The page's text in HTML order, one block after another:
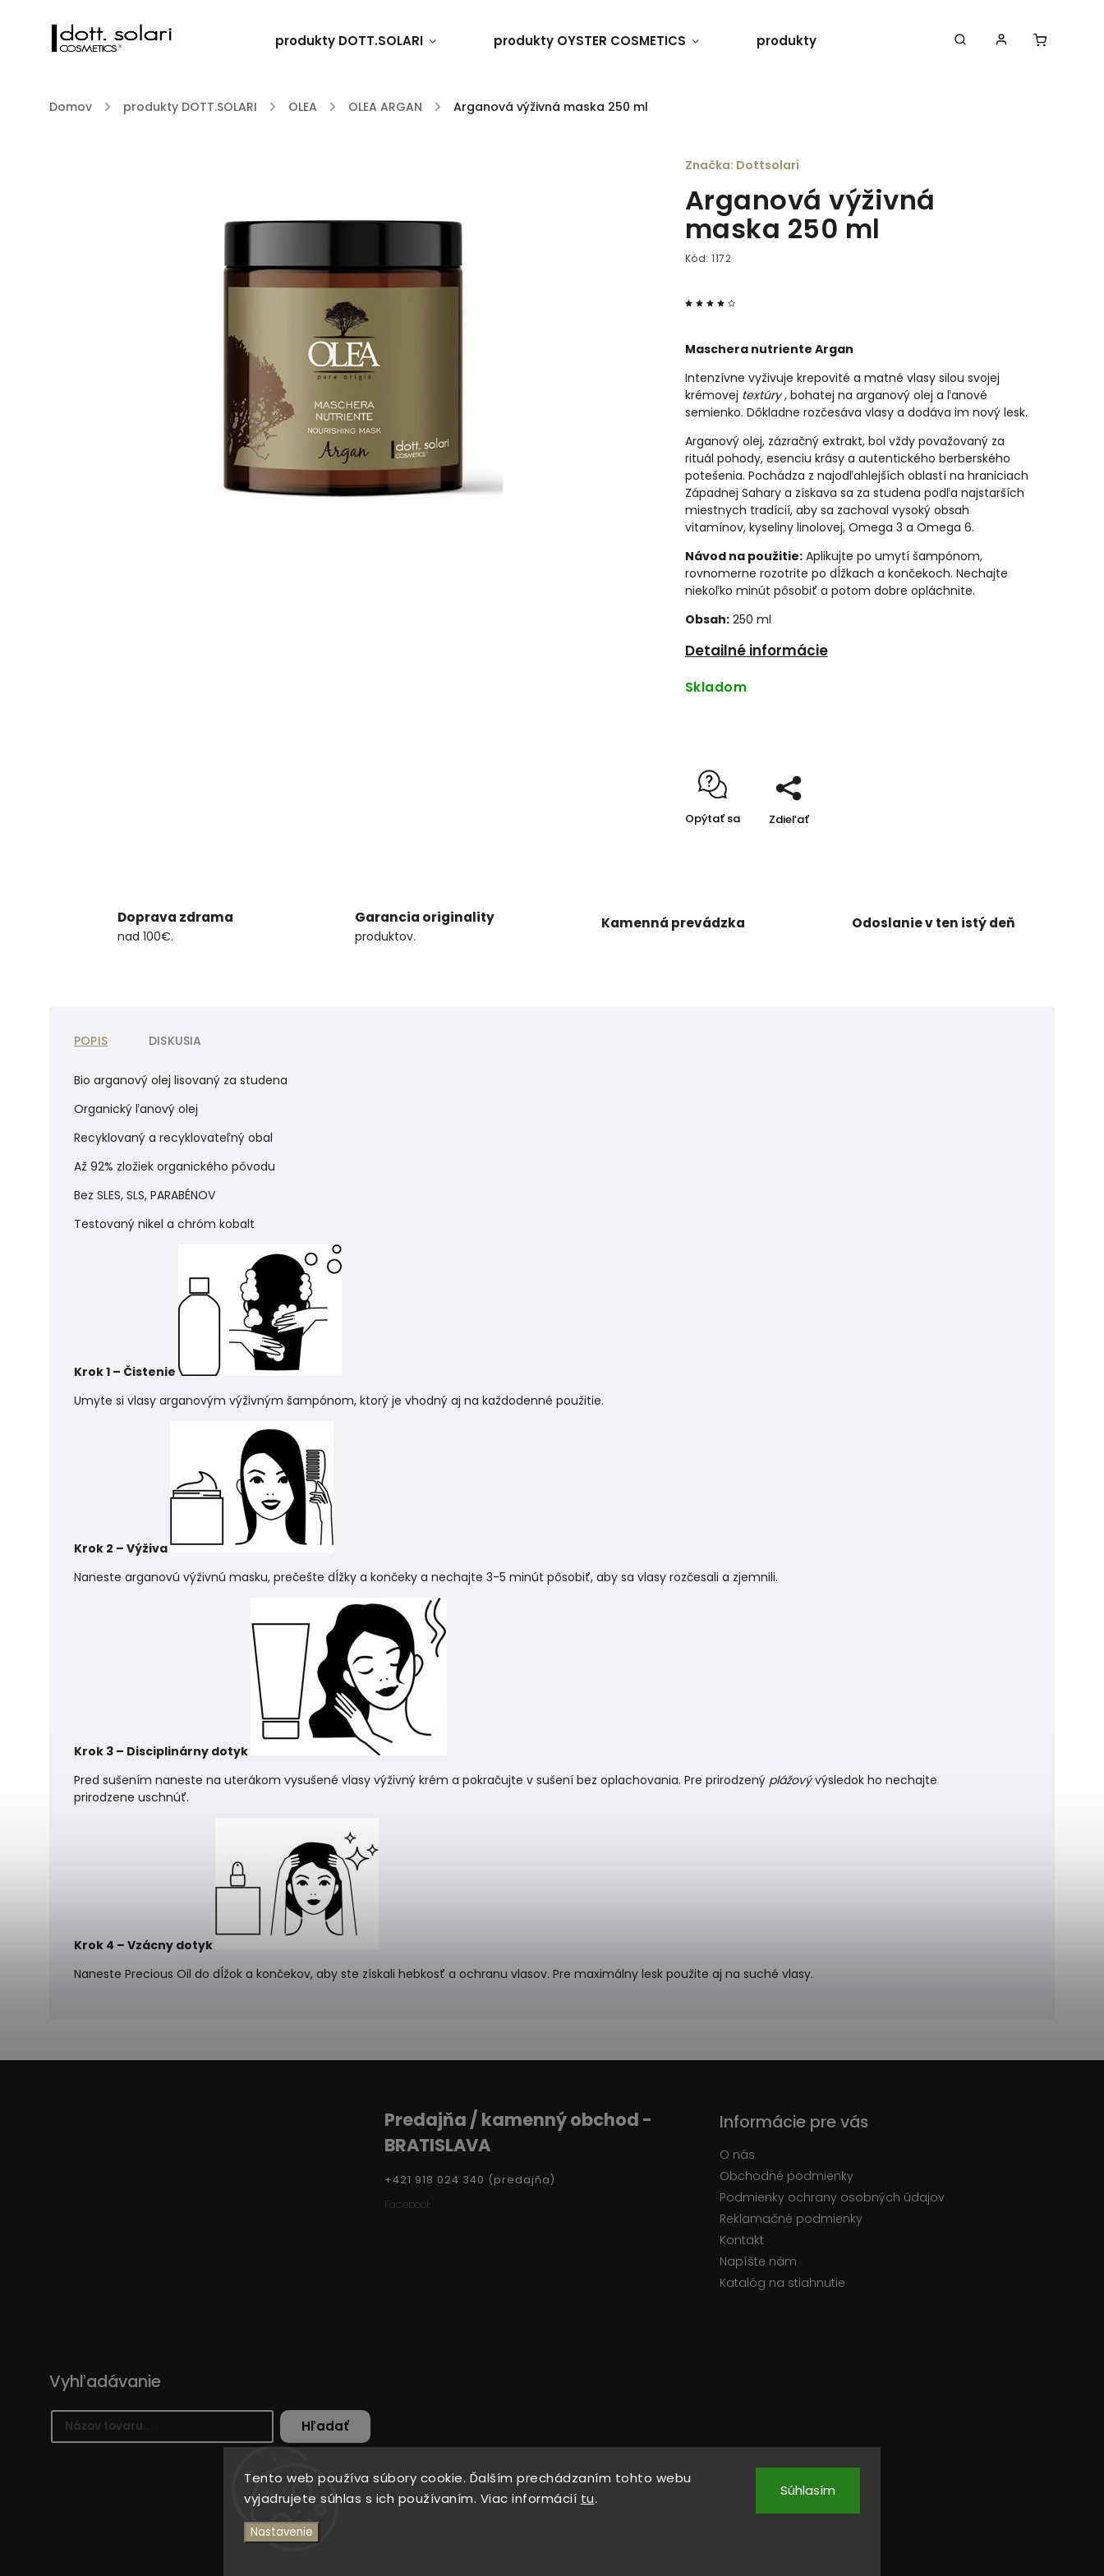
Tento web používa súbory cookie. Ďalším prechádzaním tohto webu
vyjadrujete súhlas s ich používaním. Viac informácií tu.
Nastavenie
Súhlasím
produkty DOTT.SOLARI produkty OYSTER COSMETICS produkty ROLLAND Iná doplnková vlasová
Domov / produkty DOTT.SOLARI / OLEA / OLEA ARGAN / Arganová výživná maska 250 ml
Arganová výživná
maska 250 ml
Kód: 1172
Maschera nutriente Argan
Intenzívne vyživuje krepovité a matné vlasy silou svojej
krémovej textúry, bohatej na arganový olej a ľanové
semienko. Dôkladne rozčesáva vlasy a dodáva im nový lesk.
Arganový olej, zázračný extrakt, bol vždy považovaný za
rituál pohody, esenciu krásy a autentického berberského
potešenia. Pochádza z najodľahlejších oblastí na hraniciach
Západnej Sahary a získava sa za studena podľa najstarších
miestnych tradícií, aby sa zachoval vysoký obsah
vitamínov, kyseliny linolovej, Omega 3 a Omega 6.
Návod na použitie:Aplikujte po umytí šampónom,
rovnomerne rozotrite po dĺžkach a končekoch. Nechajte
niekoľko minút pôsobiť a potom dobre opláchnite.
Obsah:250 ml
Detailné informácie
Značka: Dottsolari
Skladom
Opýtať sa Zdieľať
Doprava zdrama
nad 100€.
Garancia originality
produktov.
Kamenná prevádzka Odoslanie v ten istý deň
POPIS DISKUSIA
Bio arganový olej lisovaný za studena
Organický ľanový olej
Recyklovaný a recyklovateľný obal
Až 92% zložiek organického pôvodu
Bez SLES, SLS, PARABÉNOV
Testovaný nikel a chróm kobalt
Krok 1 – Čistenie
Umyte si vlasy arganovým výživným šampónom, ktorý je vhodný aj na každodenné použitie.
Krok 2 – Výživa
Naneste arganovú výživnú masku, prečešte dĺžky a končeky a nechajte 3-5 minút pôsobiť, aby sa vlasy rozčesali a zjemnili.
Krok 3 – Disciplinárny dotyk
Pred sušením naneste na uterákom vysušené vlasy výživný krém a pokračujte v sušení bez oplachovania. Pre prirodzený plážovývýsledok ho nechajte
prirodzene uschnúť.
Krok 4 – Vzácny dotyk
Naneste Precious Oil do dĺžok a končekov, aby ste získali hebkosť a ochranu vlasov. Pre maximálny lesk použite aj na suché vlasy.
Predajňa / kamenný obchod -
BRATISLAVA
+421 918 024 340 (predajňa)
Facebook
Informácie pre vás
O nás
Obchodné podmienky
Podmienky ochrany osobných údajov
Reklamačné podmienky
Kontakt
Napíšte nám
Katalóg na stiahnutie
Vyhľadávanie
Hľadať
Copyright 2026Dott.Solari. Všetky práva vyhradené.